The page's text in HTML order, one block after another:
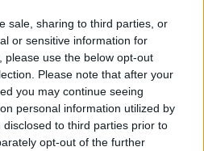
sale, sharing to third parties, or
or sensitive information for
please use the below opt-out
Please note that after your
you may continue seeing
personal information utilized by
to third parties prior to
opt-out of the further